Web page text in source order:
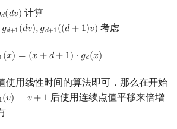
𝑑(𝑑𝑣)
(dv) 计算
𝑔𝑑+1(𝑑𝑣),𝑔𝑑+1((𝑑 + 1)𝑣)
d+1(dv),gd+1((d+1 )v ) 考虑
1(𝑥) = (𝑥 +𝑑+ 1) ⋅ 𝑔𝑑(𝑥)
gd+ 1(x )=( x+d+1) ⋅gd( x)
使用线性时间的算法即可．那么在开始
1(𝑣) = 𝑣+ 1
)=v+ 1
后使用连续点值平移来倍增